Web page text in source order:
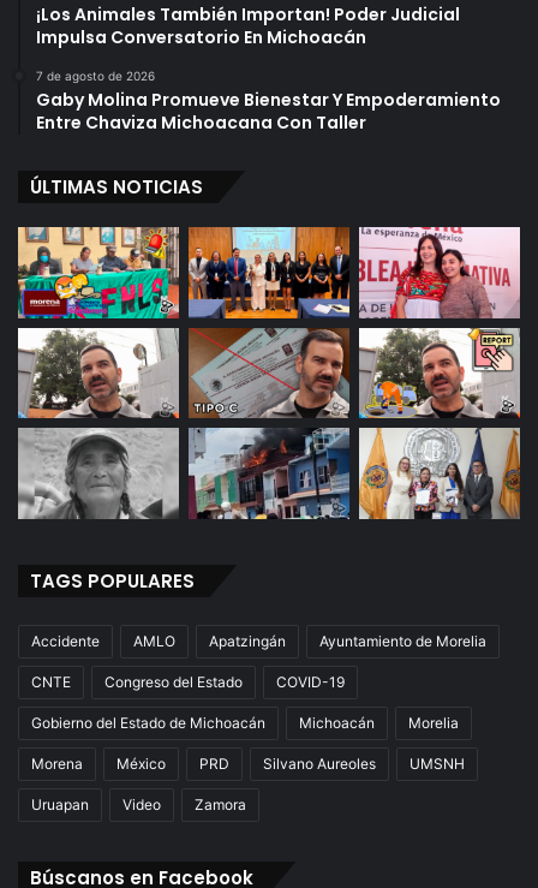
¡Los Animales También Importan! Poder Judicial
Impulsa Conversatorio En Michoacán
7 de agosto de 2026
Gaby Molina Promueve Bienestar Y Empoderamiento
Entre Chaviza Michoacana Con Taller
ÚLTIMAS NOTICIAS
TAGS POPULARES
Accidente AMLO Apatzingán Ayuntamiento de Morelia
CNTE Congreso del Estado COVID-19
Gobierno del Estado de Michoacán Michoacán Morelia
Morena México PRD Silvano Aureoles UMSNH
Uruapan Video Zamora
Búscanos en Facebook